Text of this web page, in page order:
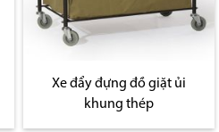
Xe đẩy đựng đồ giặt ủi
khung thép